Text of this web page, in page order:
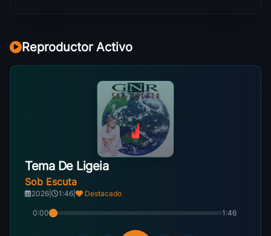
Reproductor Activo
Tema De Ligeia
Sob Escuta
2026 1:46 Destacado
0:00 1:46